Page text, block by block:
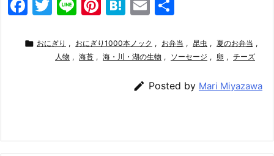
F
c
k
T
itt
er
Li
e
Pi
er
e
H
e
n
a
E
ai
l
 おにぎり , おにぎり1000本ノック , お弁当 , 昆虫 , 夏のお弁当 ,
人物 , 海苔 , 海・川・湖の生物 , ソーセージ , 卵 , チーズ
 Posted by Mari Miyazawa